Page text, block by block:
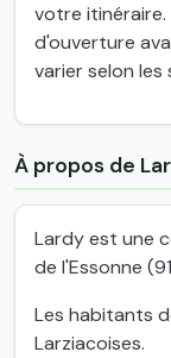
votre itinéraire.
d'ouverture
varier selon les
À propos de
Lardy est une
de l'Essonne
Les habitants
Larziacoises.